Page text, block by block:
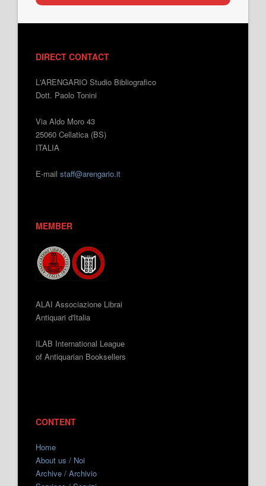
DIRECT CONTACT
L'ARENGARIO Studio Bibliografico
Dott. Paolo Tonini
Via Aldo Moro 43
25060 Cellatica (BS)
ITALIA
E-mail staff@arengario.it
MEMBER
ALAI Associazione Librai
Antiquari d'Italia
ILAB International League
of Antiquarian Booksellers
CONTENT
Home
About us / Noi
Archive / Archivio